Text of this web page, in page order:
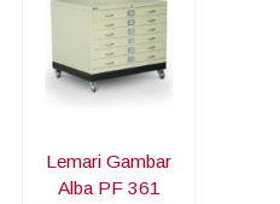
Lemari Gambar
Alba PF 361